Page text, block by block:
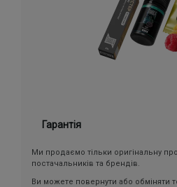
Гарантія
Ми продаємо тільки оригінальну
постачальників та брендів.
Ви можете повернути або обміняти